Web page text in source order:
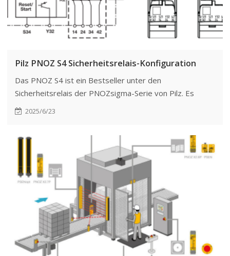
Pilz PNOZ S4 Sicherheitsrelais-Konfiguration
Das PNOZ S4 ist ein Bestseller unter den
Sicherheitsrelais der PNOZsigma-Serie von Pilz. Es
zeichnet sich durch einfache Installation, umfangreiche
vielfältiger Verdrahtungsmethoden lässt es sich schnell
integrieren und findet breite Anwendung in industriellen
Sicherheitsanwendungen wie Not-Aus,
Sicherheitstürsteuerung und Lichtvorhängen.
2025/6/23